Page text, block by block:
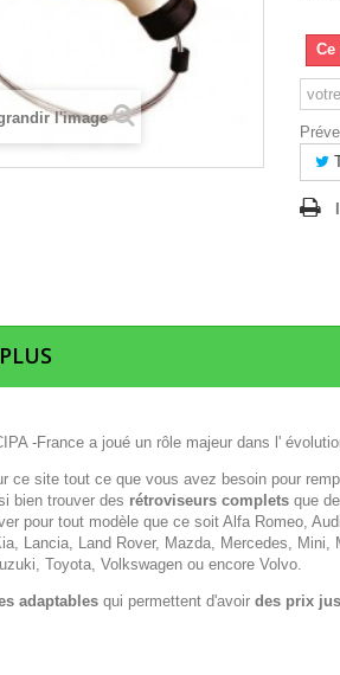
l'image
-France a joué un rôle majeur dans l'
ce site tout ce que vous avez besoin pour
bien trouver des rétroviseurs complets que
pour tout modèle que ce soit Alfa Romeo,
Lancia, Land Rover, Mazda, Mercedes,
Toyota, Volkswagen ou encore Volvo.
adaptables qui permettent d'avoir des prix